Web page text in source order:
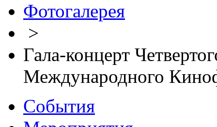
Фотогалерея
>
Гала-концерт
Международного
События